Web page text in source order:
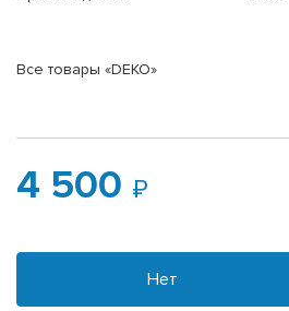
Все товары «DEKO»
4 500
Нет